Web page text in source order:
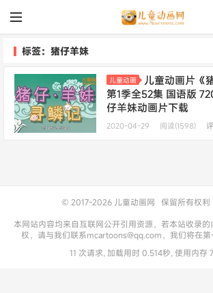
标签：猪仔羊妹
儿童动画
儿童动画片《
第1季全52集 国语版
仔羊妹动画片下载
2020-04-29 阅读(1598)
© 2017-2026 儿童动画网 保留所有权利
本网站内容均来自互联网公开引用资源，若本站收录
权，请与我们联系mcartoons@qq.com，我们将在第
11 次请求, 加载用时 0.514秒, 使用内存